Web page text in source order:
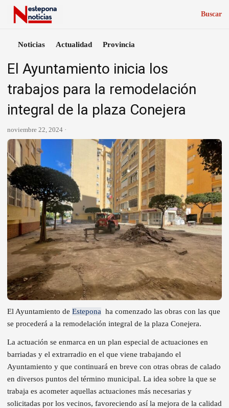
Buscar
Noticias Actualidad Provincia
El Ayuntamiento inicia los
trabajos para la remodelación
integral de la plaza Conejera
noviembre 22, 2024 ·
El Ayuntamiento de Estepona ha comenzado las obras con las que
se procederá a la remodelación integral de la plaza Conejera.
La actuación se enmarca en un plan especial de actuaciones en
barriadas y el extrarradio en el que viene trabajando el
Ayuntamiento y que continuará en breve con otras obras de calado
en diversos puntos del término municipal. La idea sobre la que se
trabaja es acometer aquellas actuaciones más necesarias y
solicitadas por los vecinos, favoreciendo así la mejora de la calidad